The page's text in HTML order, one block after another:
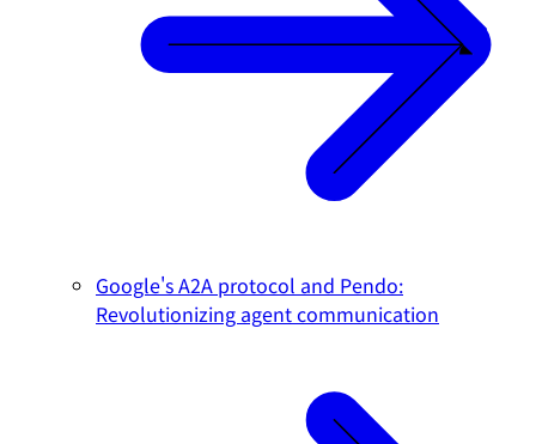
Google's A2A protocol and Pendo:
Revolutionizing agent communication